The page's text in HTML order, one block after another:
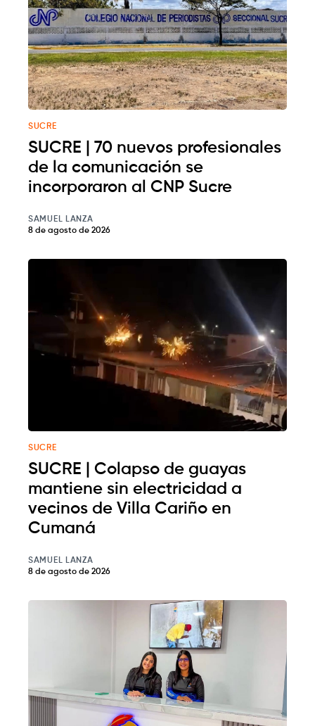
SUCRE
SUCRE | 70 nuevos profesionales
de la comunicación se
incorporaron al CNP Sucre
SAMUEL LANZA
8 de agosto de 2026
SUCRE
SUCRE | Colapso de guayas
mantiene sin electricidad a
vecinos de Villa Cariño en
Cumaná
SAMUEL LANZA
8 de agosto de 2026